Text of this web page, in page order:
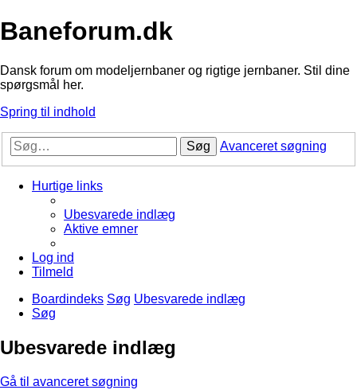
Baneforum.dk
Dansk forum om modeljernbaner og rigtige jernbaner. Stil dine
spørgsmål her.
Spring til indhold
Søg Avanceret søgning
Hurtige links
Ubesvarede indlæg
Aktive emner
Log ind
Tilmeld
Boardindeks Søg Ubesvarede indlæg
Søg
Ubesvarede indlæg
Gå til avanceret søgning